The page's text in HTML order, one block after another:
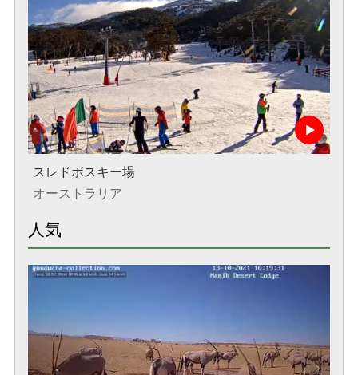
スレドボスキー場
オーストラリア
人気